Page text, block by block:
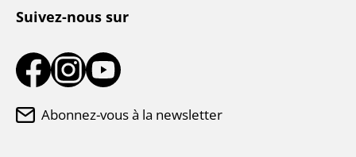
Suivez-nous sur
Abonnez-vous à la newsletter